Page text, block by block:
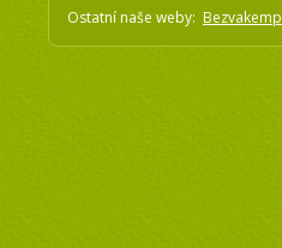
Ostatní naše weby: Bezvakemp